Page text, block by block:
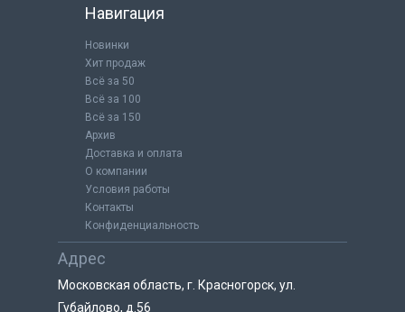
Навигация
Новинки
Хит продаж
Всё за 50
Всё за 100
Всё за 150
Архив
Доставка и оплата
О компании
Условия работы
Контакты
Конфиденциальность
Адрес
Московская область, г. Красногорск, ул.
Губайлово, д.56